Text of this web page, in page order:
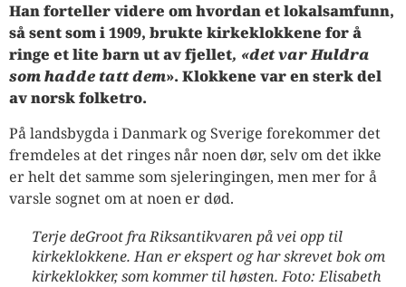
Han forteller videre om hvordan et lokalsamfunn,
så sent som i 1909, brukte kirkeklokkene for å
ringe et lite barn ut av fjellet, «det var Huldra
som hadde tatt dem». Klokkene var en sterk del
av norsk folketro.
På landsbygda i Danmark og Sverige forekommer det
fremdeles at det ringes når noen dør, selv om det ikke
er helt det samme som sjeleringingen, men mer for å
varsle sognet om at noen er død.
Terje deGroot fra Riksantikvaren på vei opp til
kirkeklokkene. Han er ekspert og har skrevet bok om
kirkeklokker, som kommer til høsten. Foto: Elisabeth